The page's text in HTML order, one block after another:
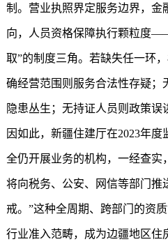
制。营业执照界定服务边界，金
向，人员资格保障执行颗粒度
取”的制度三角。若缺失任一环
确经营范围则服务合法性存疑；
隐患丛生；无持证人员则政策误
因如此，新疆住建厅在2023年
全仍开展业务的机构，一经查实
将向税务、公安、网信等部门推
戒。”这种全周期、跨部门的资
行业准入范畴，成为边疆地区住